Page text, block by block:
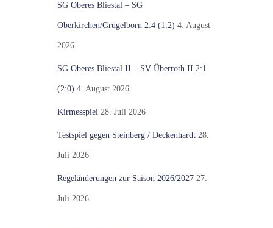
SG Oberes Bliestal – SG
Oberkirchen/Grügelborn 2:4 (1:2) 4. August
2026
SG Oberes Bliestal II – SV Überroth II 2:1
(2:0) 4. August 2026
Kirmesspiel 28. Juli 2026
Testspiel gegen Steinberg / Deckenhardt 28.
Juli 2026
Regeländerungen zur Saison 2026/2027 27.
Juli 2026